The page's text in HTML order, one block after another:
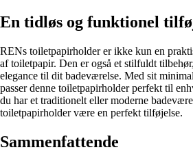
En tidløs og funktionel
RENs toiletpapirholder er ikke kun en
af toiletpapir. Den er også et stilfuldt
elegance til dit badeværelse. Med sit
passer denne toiletpapirholder perfekt til
du har et traditionelt eller moderne
toiletpapirholder være en perfekt tilføjelse.
Sammenfattende